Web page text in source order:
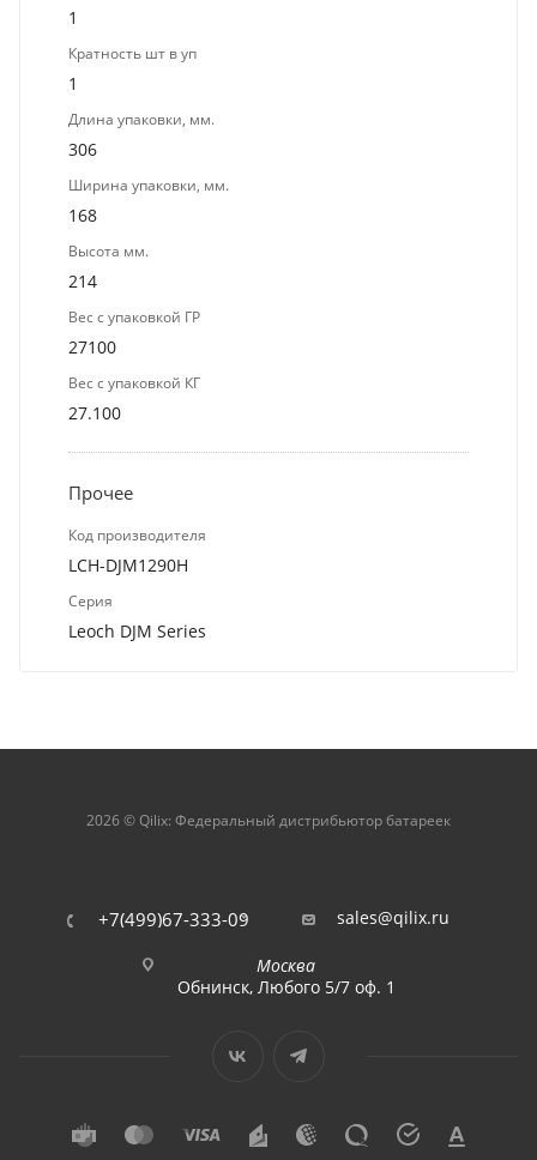
1
Кратность шт в уп
1
Длина упаковки, мм.
306
Ширина упаковки, мм.
168
Высота мм.
214
Вес с упаковкой ГР
27100
Вес с упаковкой КГ
27.100
Прочее
Код производителя
LCH-DJM1290H
Серия
Leoch DJM Series
2026 © Qilix: Федеральный дистрибьютор батареек
+7(499)67-333-09 sales@qilix.ru
Москва
Обнинск, Любого 5/7 оф. 1